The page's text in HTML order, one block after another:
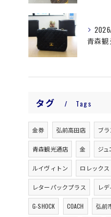
タグ Tags
金券 弘前高田店 ブラ
青森観光通店 金 ジ
ルイヴィトン ロレックス
レターパックプラス レ
G-SHOCK COACH 弘前